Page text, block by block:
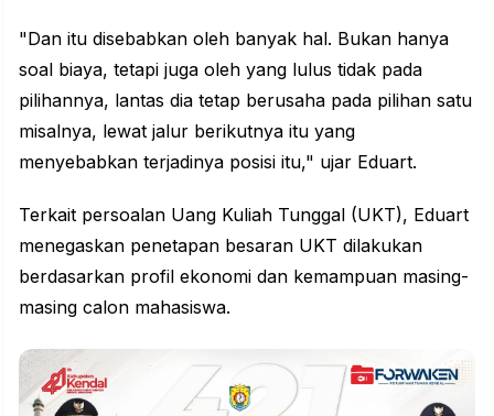
"Dan itu disebabkan oleh banyak hal. Bukan hanya
soal biaya, tetapi juga oleh yang lulus tidak pada
pilihannya, lantas dia tetap berusaha pada pilihan satu
misalnya, lewat jalur berikutnya itu yang
menyebabkan terjadinya posisi itu," ujar Eduart.
Terkait persoalan Uang Kuliah Tunggal (UKT), Eduart
menegaskan penetapan besaran UKT dilakukan
berdasarkan profil ekonomi dan kemampuan masing-
masing calon mahasiswa.